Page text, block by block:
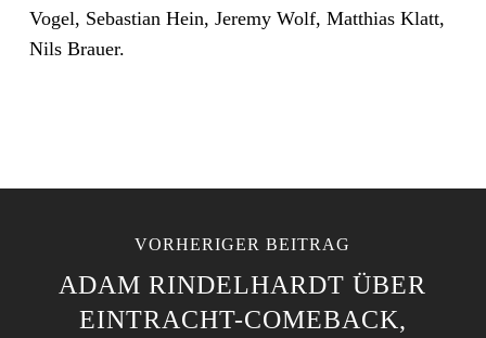
Vogel, Sebastian Hein, Jeremy Wolf, Matthias Klatt,
Nils Brauer.
VORHERIGER BEITRAG
ADAM RINDELHARDT ÜBER
EINTRACHT-COMEBACK,